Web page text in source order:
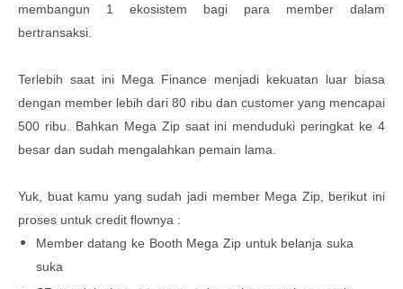
membangun 1 ekosistem bagi para member dalam
bertransaksi.
Terlebih saat ini Mega Finance menjadi kekuatan luar biasa
dengan member lebih dari 80 ribu dan customer yang mencapai
500 ribu. Bahkan Mega Zip saat ini menduduki peringkat ke 4
besar dan sudah mengalahkan pemain lama.
Yuk, buat kamu yang sudah jadi member Mega Zip, berikut ini
proses untuk credit flownya :
Member datang ke Booth Mega Zip untuk belanja suka
suka